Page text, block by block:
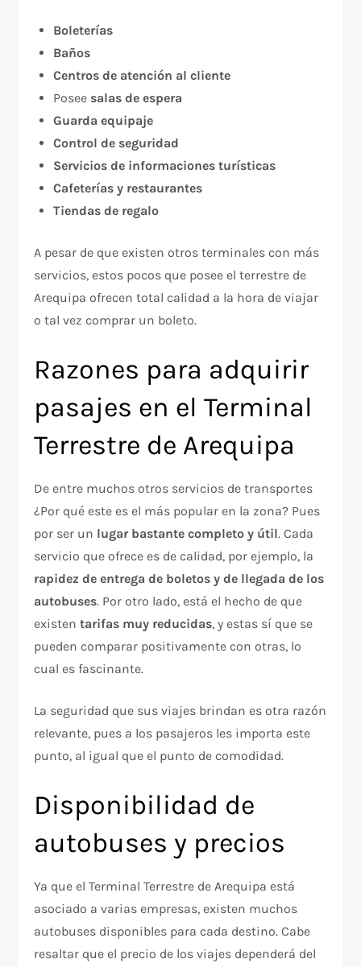
Boleterías
Baños
Centros de atención al cliente
Posee salas de espera
Guarda equipaje
Control de seguridad
Servicios de informaciones turísticas
Cafeterías y restaurantes
Tiendas de regalo
A pesar de que existen otros terminales con más
servicios, estos pocos que posee el terrestre de
Arequipa ofrecen total calidad a la hora de viajar
o tal vez comprar un boleto.
Razones para adquirir
pasajes en el Terminal
Terrestre de Arequipa
De entre muchos otros servicios de transportes
¿Por qué este es el más popular en la zona? Pues
por ser un lugar bastante completo y útil. Cada
servicio que ofrece es de calidad, por ejemplo, la
rapidez de entrega de boletos y de llegada de los
autobuses. Por otro lado, está el hecho de que
existentarifas muy reducidas, y estas sí que se
pueden comparar positivamente con otras, lo
cual es fascinante.
La seguridad que sus viajes brindan es otra razón
relevante, pues a los pasajeros les importa este
punto, al igual que el punto de comodidad.
Disponibilidad de
autobuses y precios
Ya que el Terminal Terrestre de Arequipa está
asociado a varias empresas, existen muchos
autobuses disponibles para cada destino. Cabe
resaltar que el precio de los viajes dependerá del